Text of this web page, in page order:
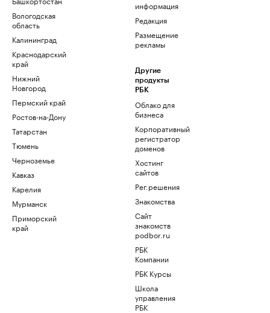
Вологодская
область
Калининград
Краснодарский
край
Нижний
Новгород
Пермский край
Ростов-на-Дону
Татарстан
Тюмень
Черноземье
Кавказ
Карелия
Мурманск
Приморский
край
информация
Редакция
Размещение
рекламы
Другие
продукты
РБК
Облако для
бизнеса
Корпоративный
регистратор
доменов
Хостинг
сайтов
Рег.решения
Знакомства
Сайт
знакомств
podbor.ru
РБК
Компании
РБК Курсы
Школа
управления
РБК